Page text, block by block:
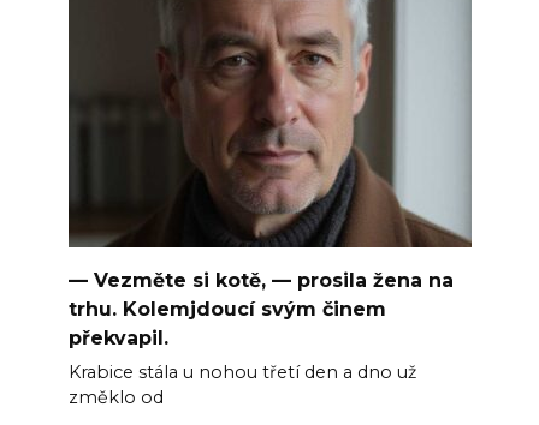
— Vezměte si kotě, — prosila žena na
trhu. Kolemjdoucí svým činem
překvapil.
Krabice stála u nohou třetí den a dno už
změklo od